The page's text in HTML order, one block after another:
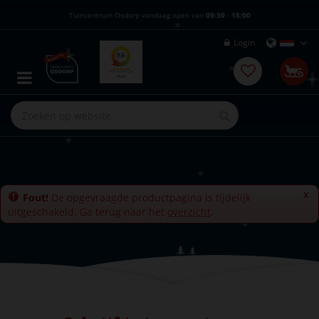
Tuincentrum Osdorp vandaag open van 09:30 - 18:00
Login
x
Fout! De opgevraagde productpagina is tijdelijk
uitgeschakeld. Ga terug naar het overzicht